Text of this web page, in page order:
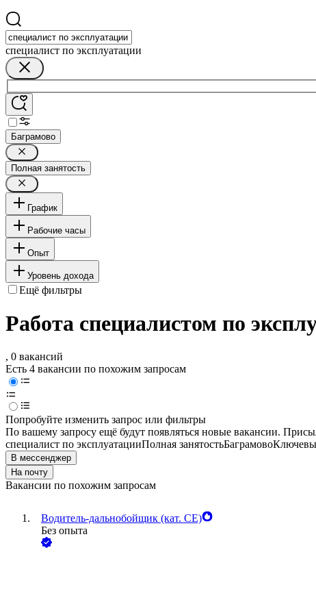
специалист по эксплуатации
Баграмово
Полная занятость
График
Рабочие часы
Опыт
Уровень дохода
Ещё фильтры
Работа специалистом по
, 0 вакансий
Есть 4 вакансии по похожим запросам
Попробуйте изменить запрос или фильтры
По вашему запросу ещё будут появляться новые вакансии.
специалист по эксплуатацииПолная занятостьБаграмово
В мессенджер
На почту
Вакансии по похожим запросам
Водитель-дальнобойщик (кат. CE)
Без опыта